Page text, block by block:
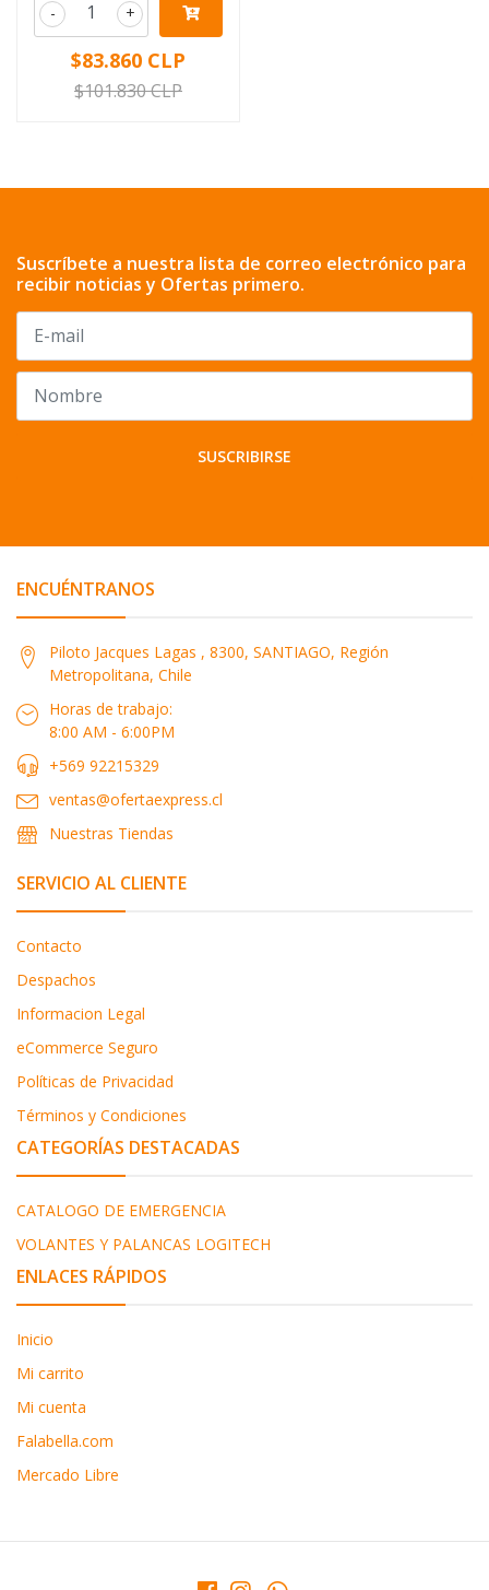
+
-
$83.860 CLP
$101.830 CLP
Suscríbete a nuestra lista de correo electrónico para
recibir noticias y Ofertas primero.
SUSCRIBIRSE
ENCUÉNTRANOS
Piloto Jacques Lagas , 8300, SANTIAGO, Región
Metropolitana, Chile
Horas de trabajo:
8:00 AM - 6:00PM
+569 92215329
ventas@ofertaexpress.cl
Nuestras Tiendas
SERVICIO AL CLIENTE
Contacto
Despachos
Informacion Legal
eCommerce Seguro
Políticas de Privacidad
Términos y Condiciones
CATEGORÍAS DESTACADAS
CATALOGO DE EMERGENCIA
VOLANTES Y PALANCAS LOGITECH
ENLACES RÁPIDOS
Inicio
Mi carrito
Mi cuenta
Falabella.com
Mercado Libre